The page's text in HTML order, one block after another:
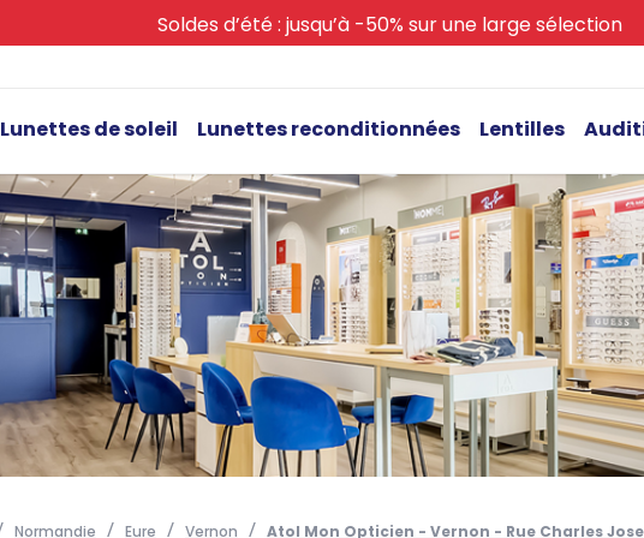
Soldes d’été : jusqu’à -50% sur une large sélection
Lunettes de soleil Lunettes reconditionnées Lentilles
Normandie Eure Vernon Atol Mon Opticien - Vernon - Rue Charles